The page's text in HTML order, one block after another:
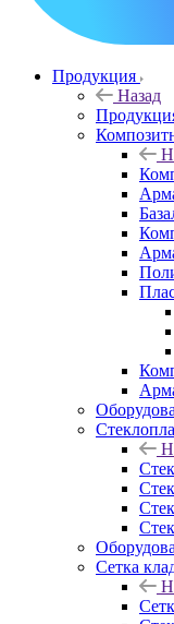
Продукция
Назад
Сетка